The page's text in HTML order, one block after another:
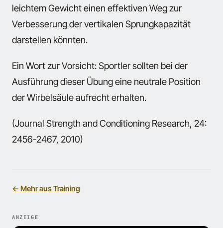
leichtem Gewicht einen effektiven Weg zur
Verbesserung der vertikalen Sprungkapazität
darstellen könnten.
Ein Wort zur Vorsicht: Sportler sollten bei der
Ausführung dieser Übung eine neutrale Position
der Wirbelsäule aufrecht erhalten.
(Journal Strength and Conditioning Research, 24:
2456-2467, 2010)
← Mehr aus Training
ANZEIGE